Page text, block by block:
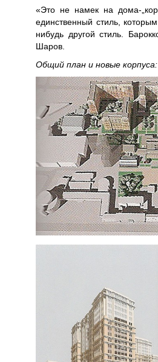
«Это не намек на дома-
единственный стиль,
нибудь другой стиль.
Шаров.
Общий план и новые корпуса: